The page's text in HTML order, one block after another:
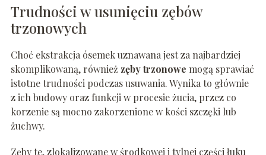
Trudności w usunięciu zębów
trzonowych
Choć ekstrakcja ósemek uznawana jest za najbardziej
skomplikowaną, również zęby trzonowe mogą sprawiać
istotne trudności podczas usuwania. Wynika to głównie
z ich budowy oraz funkcji w procesie żucia, przez co
korzenie są mocno zakorzenione w kości szczęki lub
żuchwy.
Zęby te, zlokalizowane w środkowej i tylnej części łuku